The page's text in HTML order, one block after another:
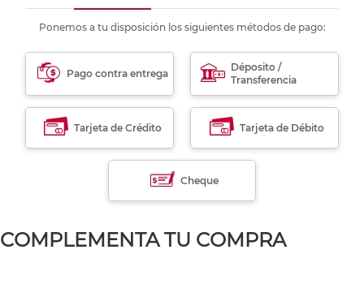
Ponemos a tu disposición los siguientes métodos de pago:
Pago contra entrega
Déposito /
Transferencia
Tarjeta de Crédito Tarjeta de Débito
Cheque
COMPLEMENTA TU COMPRA